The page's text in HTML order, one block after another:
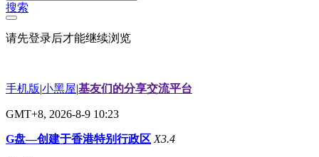
搜索
请先登录后才能继续浏览
手机版|小黑屋|基友们的分享交流平台
GMT+8, 2026-8-9 10:23
G盘—创建于香港特别行政区 X3.4